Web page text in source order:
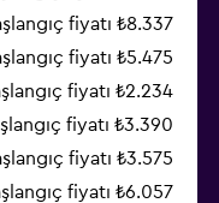
fiyatı ₺8.337
fiyatı ₺5.475
fiyatı ₺2.234
fiyatı ₺3.390
fiyatı ₺3.575
fiyatı ₺6.057